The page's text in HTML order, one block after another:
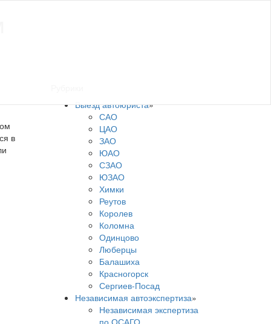
в
Выезд автоюриста»
САО
ЦАО
ЗАО
ЮАО
СЗАО
ЮЗАО
Химки
Реутов
Королев
Коломна
Одинцово
Люберцы
Балашиха
Красногорск
Сергиев-Посад
Независимая автоэкспертиза»
Независимая экспертиза
по ОСАГО